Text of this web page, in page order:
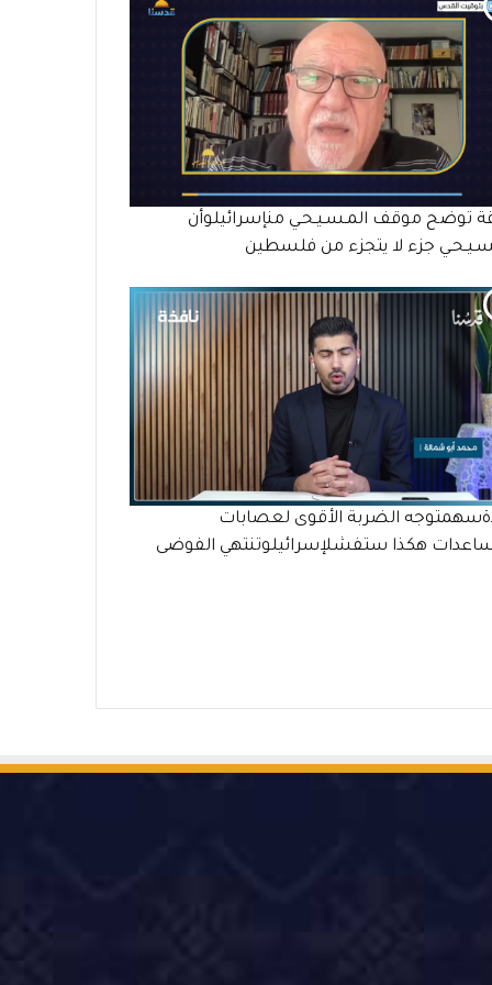
توضح موقف المـسـيـحـي منإسرائيلوأن
جزء لا يتجزء من فلسطين
الضربة الأقوى لعصابات
هكذا ستفشلإسرائيلوتنتهي الفوضى